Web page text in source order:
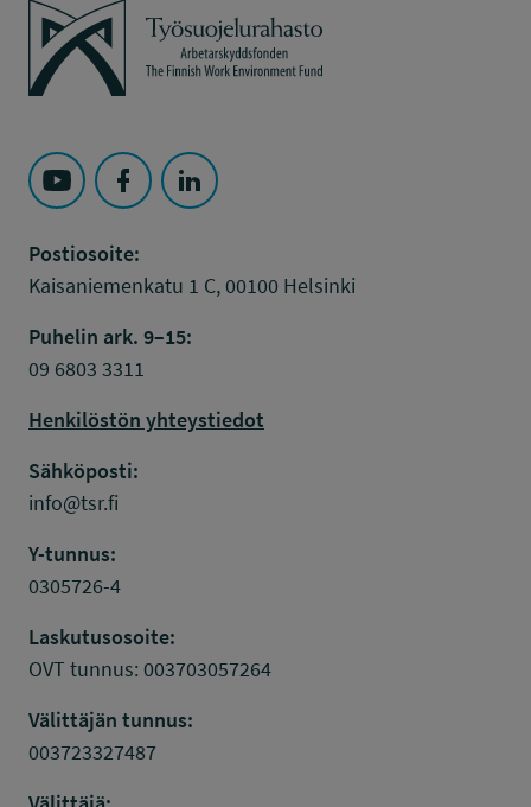
Työsuojelurahasto
Seuraa Työsuojelurahasto kohteessa: YouTube
Seuraa Työsuojelurahasto kohteessa:
Seuraa Työsuojelurahasto kohteessa:
Postiosoite:
Kaisaniemenkatu 1 C, 00100 Helsinki
Puhelin ark. 9–15:
09 6803 3311
Henkilöstön yhteystiedot
Sähköposti:
info@tsr.fi
Y-tunnus:
0305726-4
Laskutusosoite:
OVT tunnus: 003703057264
Välittäjän tunnus:
003723327487